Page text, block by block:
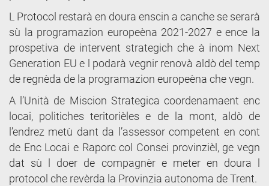
L Protocol restarà en doura enscin a canche se serarà
sù la programazion europeèna 2021-2027 e ence la
prospetiva de intervent strategich che à inom Next
Generation EU e l podarà vegnir renovà aldò del temp
de regnèda de la programazion europeèna che vegn.
A l’Unità de Miscion Strategica coordenamaent enc
locai, politiches teritorièles e de la mont, aldò de
l’endrez metù dant da l’assessor competent en cont
de Enc Locai e Raporc col Consei provinzièl, ge vegn
dat sù l doer de compagnèr e meter en doura l
protocol che revèrda la Provinzia autonoma de Trent.